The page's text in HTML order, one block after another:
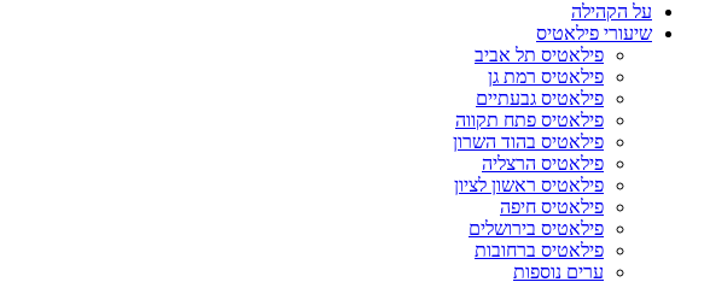
על הקהילה
שיעורי פילאטיס
פילאטיס תל אביב
פילאטיס רמת גן
פילאטיס גבעתיים
פילאטיס פתח תקווה
פילאטיס בהוד השרון
פילאטיס הרצליה
פילאטיס ראשון לציון
פילאטיס חיפה
פילאטיס בירושלים
פילאטיס ברחובות
ערים נוספות